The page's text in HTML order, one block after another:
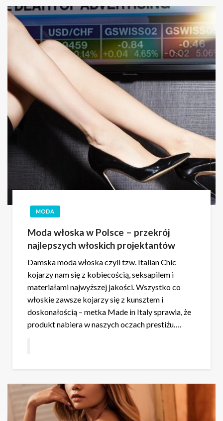
MODA
Moda włoska w Polsce – przekrój
najlepszych włoskich projektantów
Damska moda włoska czyli tzw. Italian Chic
kojarzy nam się z kobiecością, seksapilem i
materiałami najwyższej jakości. Wszystko co
włoskie zawsze kojarzy się z kunsztem i
doskonałością – metka Made in Italy sprawia, że
produkt nabiera w naszych oczach prestiżu….